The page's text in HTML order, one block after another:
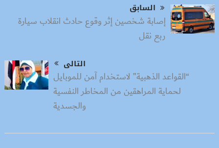
السابق
إصابة شخصين إثر وقوع حادث انقلاب سيارة
ربع نقل
التالى
“القواعد الذهبية” لاستخدام آمن للموبايل
لحماية المراهقين من المخاطر النفسية
والجسدية